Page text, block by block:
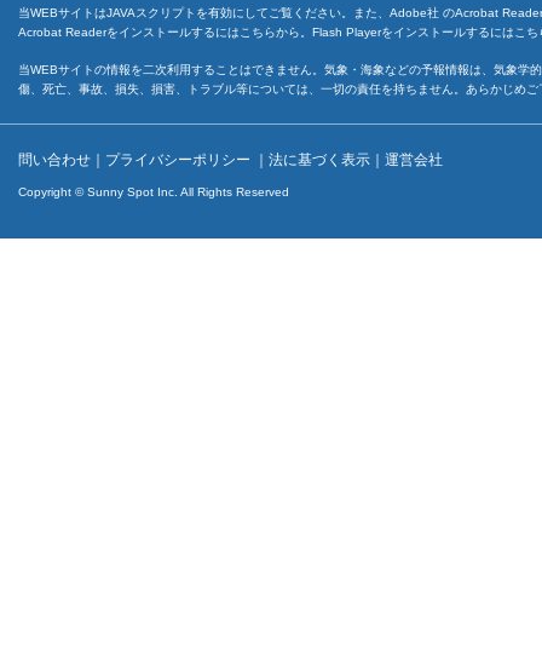
当WEBサイトはJAVAスクリプトを有効にしてご覧ください。また、Adobe社 のAcrobat
Acrobat Readerをインストールするには こちらから。Flash Playerをインストールするには こち
当WEBサイトの情報を二次利用することはできません。気象・海象などの予報情報は、気象
傷、死亡、事故、損失、損害、トラブル等については、一切の責任を持ちません。あらかじめ
問い合わせ ｜ プライバシーポリシー ｜ 法に基づく表示 ｜ 運営会社
Copyright © Sunny Spot Inc. All Rights Reserved